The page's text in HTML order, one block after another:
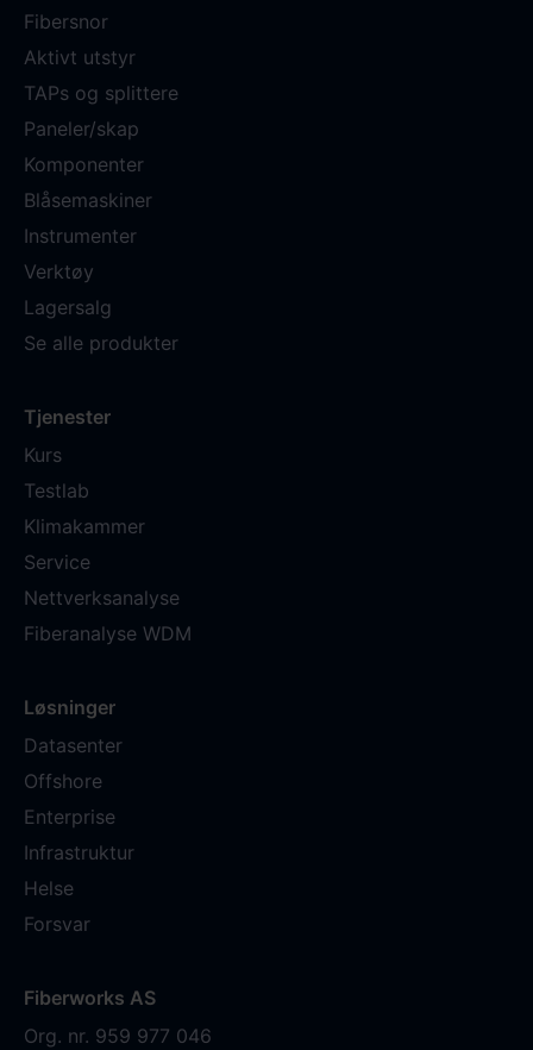
Fibersnor
Aktivt utstyr
TAPs og splittere
Paneler/skap
Komponenter
Blåsemaskiner
Instrumenter
Verktøy
Lagersalg
Se alle produkter
Tjenester
Kurs
Testlab
Klimakammer
Service
Nettverksanalyse
Fiberanalyse WDM
Løsninger
Datasenter
Offshore
Enterprise
Infrastruktur
Helse
Forsvar
Fiberworks AS
Org. nr. 959 977 046